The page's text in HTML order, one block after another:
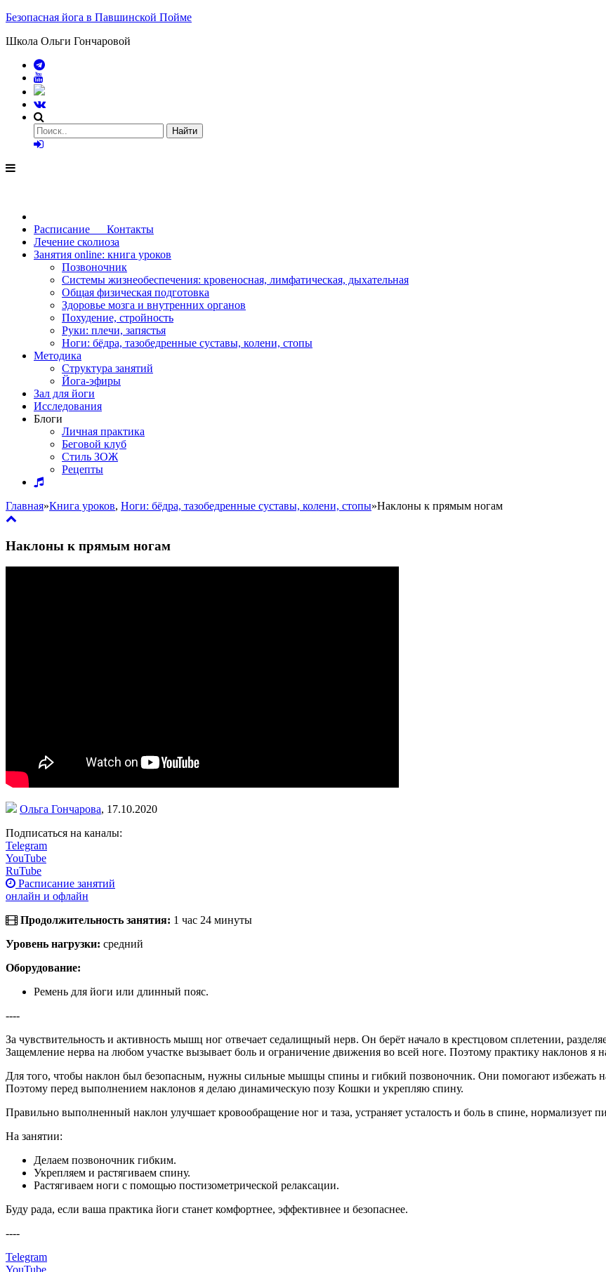
Безопасная йога в Павшинской Пойме
Школа Ольги Гончаровой
Расписание Контакты
Лечение сколиоза
Занятия online: книга уроков
Позвоночник
Системы жизнеобеспечения: кровеносная, лимфатическая, дыхательная
Общая физическая подготовка
Здоровье мозга и внутренних органов
Похудение, стройность
Руки: плечи, запястья
Ноги: бёдра, тазобедренные суставы, колени, стопы
Методика
Структура занятий
Йога-эфиры
Зал для йоги
Исследования
Блоги
Личная практика
Беговой клуб
Стиль ЗОЖ
Рецепты
Главная»Книга уроков, Ноги: бёдра, тазобедренные суставы, колени, стопы»Наклоны к прямым ногам
Наклоны к прямым ногам
Ольга Гончарова, 17.10.2020
Подписаться на каналы:
Telegram
YouTube
RuTube
Расписание занятий
онлайн и офлайн
Продолжительность занятия: 1 час 24 минуты
Уровень нагрузки: средний
Оборудование:
Ремень для йоги или длинный пояс.
----
За чувствительность и активность мышц ног отвечает седалищный нерв. Он берёт начало в крестцовом сплетении,
Защемление нерва на любом участке вызывает боль и ограничение движения во всей ноге. Поэтому практику наклонов я
Для того, чтобы наклон был безопасным, нужны сильные мышцы спины и гибкий позвоночник. Они помогают избежать
Поэтому перед выполнением наклонов я делаю динамическую позу Кошки и укрепляю спину.
Правильно выполненный наклон улучшает кровообращение ног и таза, устраняет усталость и боль в спине, нормализует
На занятии:
Делаем позвоночник гибким.
Укрепляем и растягиваем спину.
Растягиваем ноги с помощью постизометрической релаксации.
Буду рада, если ваша практика йоги станет комфортнее, эффективнее и безопаснее.
----
Telegram